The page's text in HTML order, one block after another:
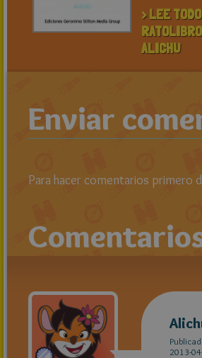
> LEE
ALICHU
Enviar
Para hacer comentarios primero
2013-